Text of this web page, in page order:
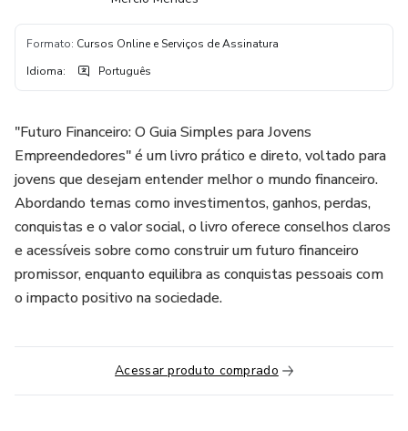
Formato: Cursos Online e Serviços de Assinatura
Idioma: Português
"Futuro Financeiro: O Guia Simples para Jovens
Empreendedores" é um livro prático e direto, voltado para
jovens que desejam entender melhor o mundo financeiro.
Abordando temas como investimentos, ganhos, perdas,
conquistas e o valor social, o livro oferece conselhos claros
e acessíveis sobre como construir um futuro financeiro
promissor, enquanto equilibra as conquistas pessoais com
o impacto positivo na sociedade.
Acessar produto comprado